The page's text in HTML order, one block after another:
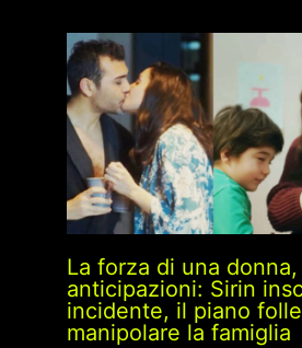
La forza di una
anticipazioni: Sirin
incidente, il piano
manipolare la famiglia